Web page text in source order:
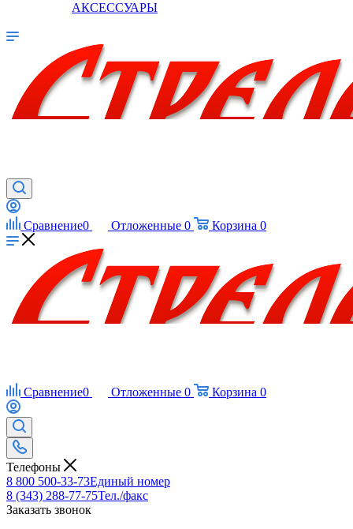
АКСЕССУАРЫ
Сравнение0 Отложенные 0 Корзина 0
Сравнение0 Отложенные 0 Корзина 0
Телефоны
8 800 500-33-73Единый номер
8 (343) 288-77-75Тел./факс
Заказать звонок